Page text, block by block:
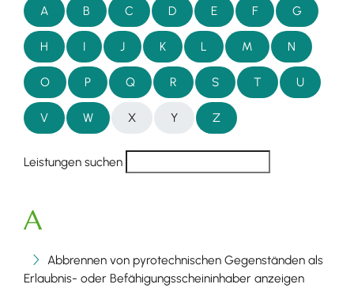
A B C D E F G
H I J K L M N
O P Q R S T U
V W X Y Z
Leistungen suchen
A
Abbrennen von pyrotechnischen Gegenständen als
Erlaubnis- oder Befähigungsscheininhaber anzeigen